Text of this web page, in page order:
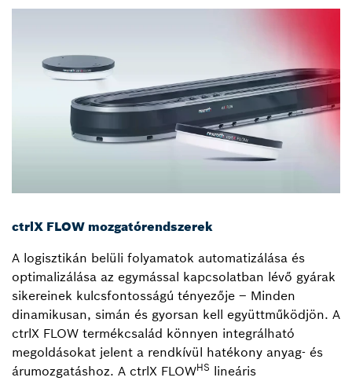
ctrlX FLOW mozgatórendszerek
A logisztikán belüli folyamatok automatizálása és
optimalizálása az egymással kapcsolatban lévő gyárak
sikereinek kulcsfontosságú tényezője – Minden
dinamikusan, simán és gyorsan kell együttműködjön. A
ctrlX FLOW termékcsalád könnyen integrálható
megoldásokat jelent a rendkívül hatékony anyag- és
árumozgatáshoz. A ctrlX FLOWHS lineáris